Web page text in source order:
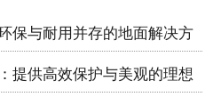
保与耐用并存的地面解决方
提供高效保护与美观的理想